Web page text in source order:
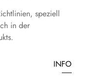
speziell
in der
INFO